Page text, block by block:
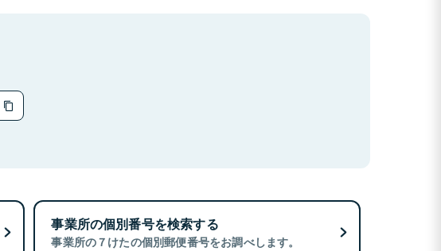
事業所の個別番号を検索する
事業所の７けたの個別郵便番号をお調べします。